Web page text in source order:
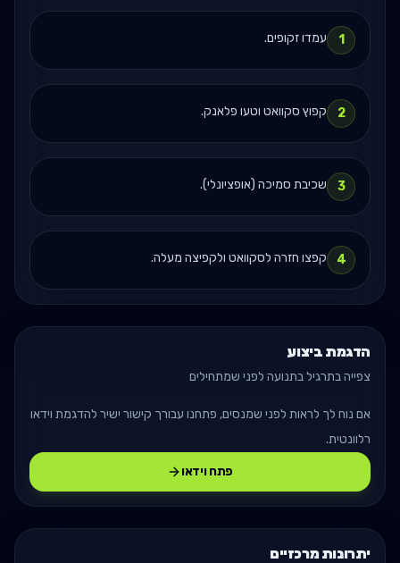
1 עמדו זקופים.
2 קפוץ סקוואט וטעו פלאנק.
3 שכיבת סמיכה (אופציונלי).
4 קפצו חזרה לסקוואט ולקפיצה מעלה.
הדגמת ביצוע
צפייה בתרגיל בתנועה לפני שמתחילים
אם נוח לך לראות לפני שמנסים, פתחנו עבורך קישור ישיר להדגמת וידאו
רלוונטית.
פתח וידאו
יתרונות מרכזיים